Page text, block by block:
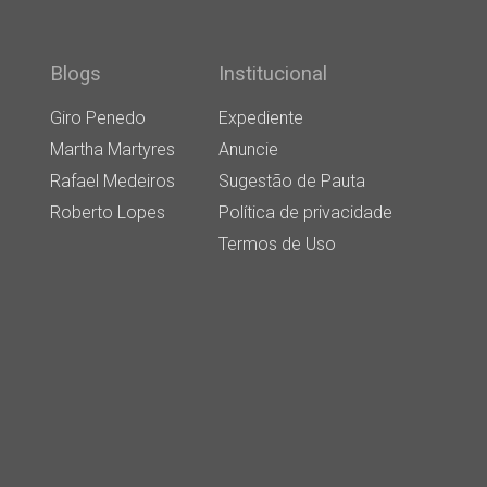
Blogs
Giro Penedo
Martha Martyres
Rafael Medeiros
Roberto Lopes
Institucional
Expediente
Anuncie
Sugestão de Pauta
Política de privacidade
Termos de Uso